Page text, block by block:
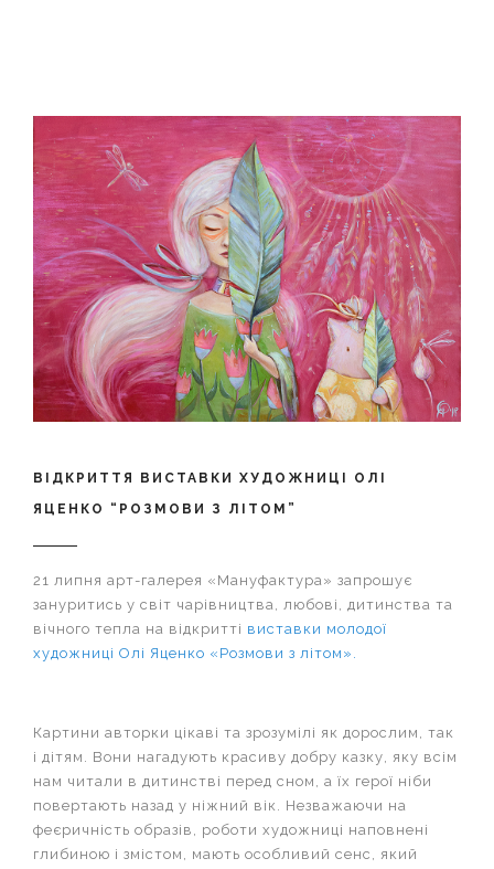
ВІДКРИТТЯ ВИСТАВКИ ХУДОЖНИЦІ ОЛІ
ЯЦЕНКО “РОЗМОВИ З ЛІТОМ”
21 липня арт-галерея «Мануфактура» запрошує
зануритись у світ чарівництва, любові, дитинства та
вічного тепла на відкритті виставки молодої
художниці Олі Яценко «Розмови з літом».
Картини авторки цікаві та зрозумілі як дорослим, так
і дітям. Вони нагадують красиву добру казку, яку всім
нам читали в дитинстві перед сном, а їх герої ніби
повертають назад у ніжний вік. Незважаючи на
феєричність образів, роботи художниці наповнені
глибиною і змістом, мають особливий сенс, який